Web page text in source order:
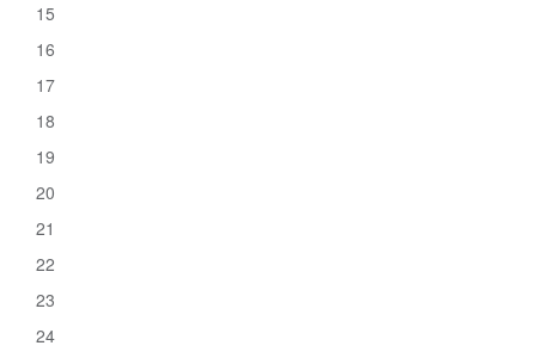
15
16
17
18
19
20
21
22
23
24